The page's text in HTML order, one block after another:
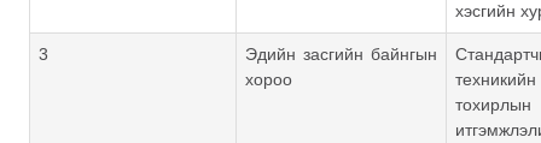
хэсгийн
3
Эдийн засгийн байнгын
хороо